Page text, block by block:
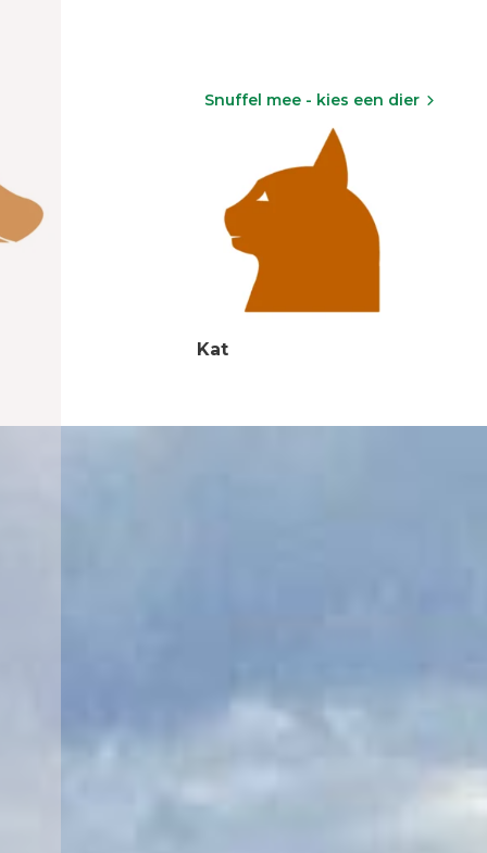
Snuffel mee - kies een dier
Kat